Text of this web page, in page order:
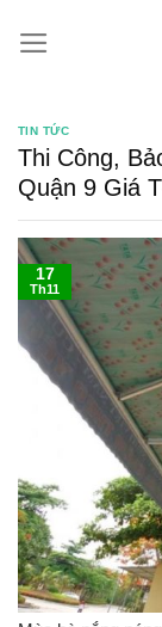
TIN TỨC
Thi Công,
Quận 9 Giá
17
Th11